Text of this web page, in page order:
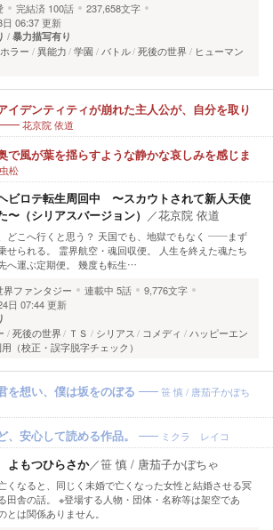
完結済 100話
237,658文字
06:37 更新
暴力描写有り
ホラー 異能力 学園 バトル 死後の世界
ヒューマン
イデンティティが崩れた主人公が、自分を取り
花京院 依道
で風が葉を揺らすような静かな哀しみを感じま
虫松
ビロテ転生周回中 〜スカウトされて新人天使
〜（シリアスバージョン） ／花京院 依道
どこへ行くと思う？ 天国でも、地獄でもなく ——まず
せられる。 霊界航空・魂回収便。 人生を終えた魂たち
へ運ぶ定期便。 幾度も転生…
界ファンタジー 連載中 5話
9,776文字
日 07:44 更新
死後の世界 ＴＳ シリアス コメディ
ハッピーエン
（校正・誤字脱字チェック）
を想い、僕は坂をのぼる
笹 慎 / 唐茄子かぼち
、安心して読める作品。 ミクラ レイコ
よもつひらさか／笹 慎 / 唐茄子かぼちゃ
くなると、同じく未婚で亡くなった女性と結婚させる冥
田舎の話。 ※登場する人物・団体・名称等は架空であ
とは関係ありません。